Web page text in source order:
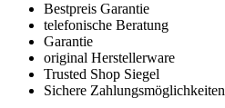
Bestpreis Garantie
telefonische Beratung
Garantie
original Herstellerware
Trusted Shop Siegel
Sichere Zahlungsmöglichkeiten